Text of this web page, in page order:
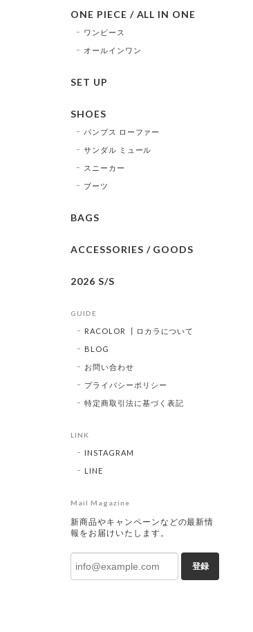
ONE PIECE / ALL IN ONE
ワンピース
オールインワン
SET UP
SHOES
パンプス ローファー
サンダル ミュール
スニーカー
ブーツ
BAGS
ACCESSORIES / GOODS
2026 S/S
GUIDE
RACOLOR ┃ロカラについて
BLOG
お問い合わせ
プライバシーポリシー
特定商取引法に基づく表記
LINK
INSTAGRAM
LINE
Mail Magazine
新商品やキャンペーンなどの最新情
報をお届けいたします。
登録